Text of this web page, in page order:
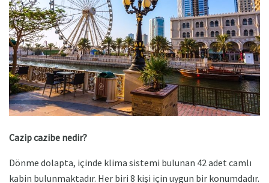
Cazip cazibe nedir?
Dönme dolapta, içinde klima sistemi bulunan 42 adet camlı
kabin bulunmaktadır. Her biri 8 kişi için uygun bir konumdadır.